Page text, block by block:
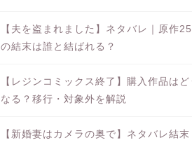
【夫を盗まれました】ネタバレ｜原作
の結末は誰と結ばれる？
【レジンコミックス終了】購入作品はど
なる？移行・対象外を解説
【新婚妻はカメラの奥で】ネタバレ結末